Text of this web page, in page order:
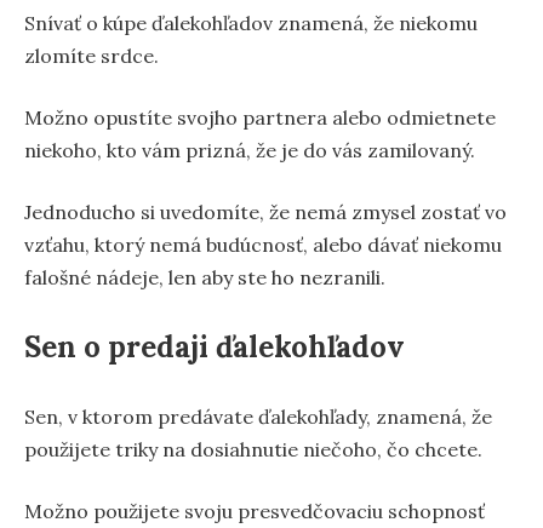
Snívať o kúpe ďalekohľadov znamená, že niekomu
zlomíte srdce.
Možno opustíte svojho partnera alebo odmietnete
niekoho, kto vám prizná, že je do vás zamilovaný.
Jednoducho si uvedomíte, že nemá zmysel zostať vo
vzťahu, ktorý nemá budúcnosť, alebo dávať niekomu
falošné nádeje, len aby ste ho nezranili.
Sen o predaji ďalekohľadov
Sen, v ktorom predávate ďalekohľady, znamená, že
použijete triky na dosiahnutie niečoho, čo chcete.
Možno použijete svoju presvedčovaciu schopnosť